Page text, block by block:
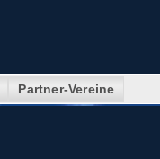
Partner-Vereine